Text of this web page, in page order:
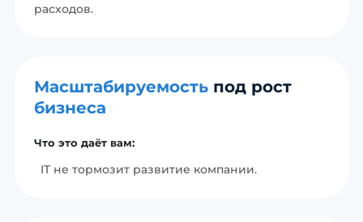
расходов.
Масштабируемость под рост
бизнеса
Что это даёт вам:
IT не тормозит развитие компании.